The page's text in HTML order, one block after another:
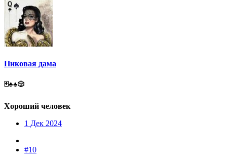
Пиковая дама
🃏♣️♣️🎲
Хороший человек
1 Дек 2024
#10